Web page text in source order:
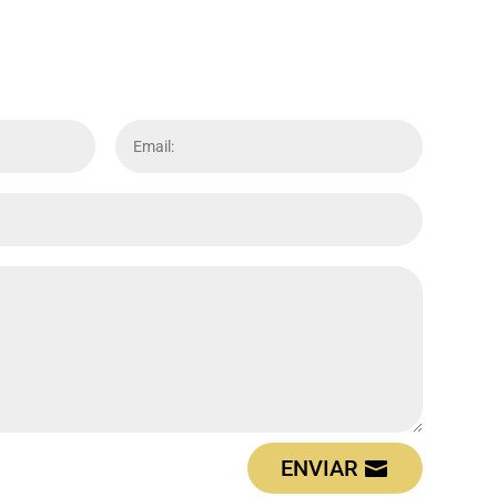
ENVIAR